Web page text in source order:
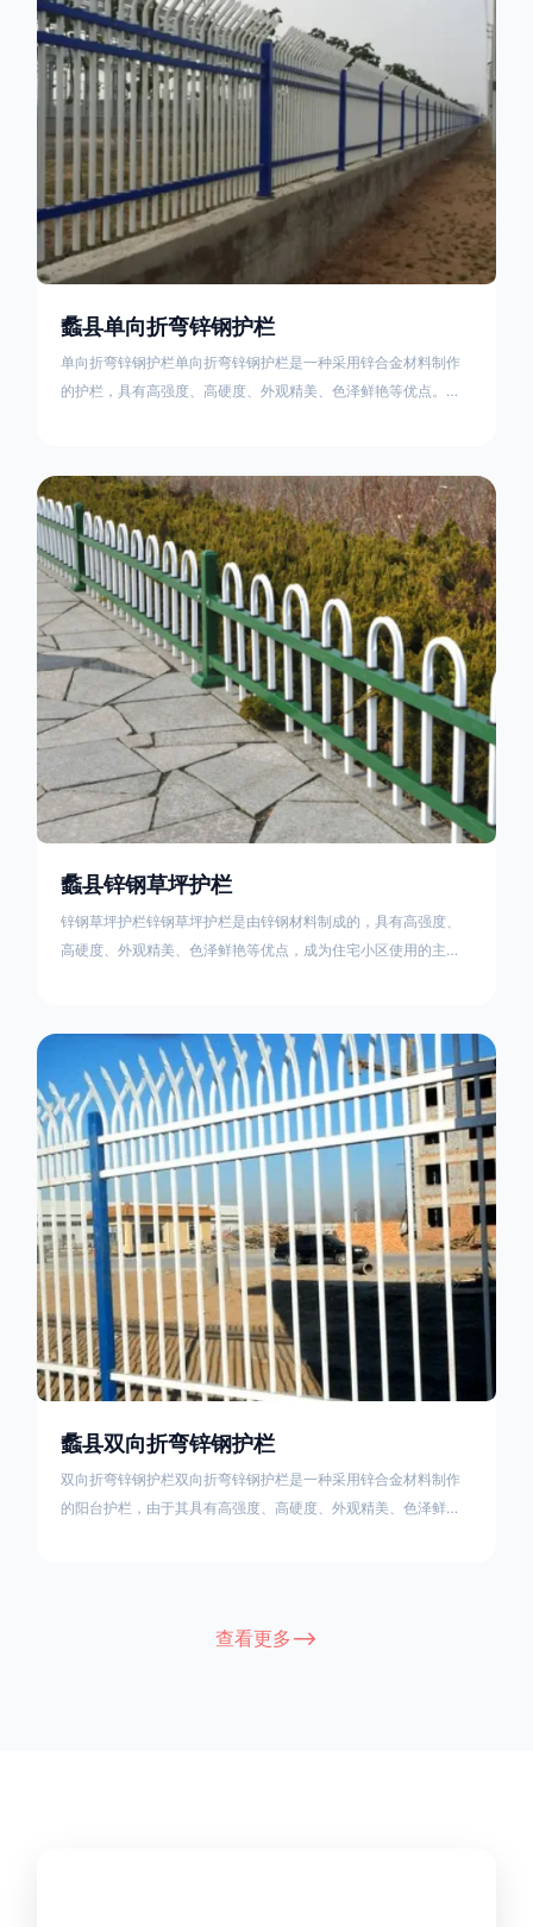
蠡县单向折弯锌钢护栏
单向折弯锌钢护栏单向折弯锌钢护栏是一种采用锌合金材料制作
的护栏，具有高强度、高硬度、外观精美、色泽鲜艳等优点。该
再加上防盗垫圈，这样能够避免护栏被人轻易拆卸；适合于大批
量生产，能够很好的与自然相融合。单向折弯锌钢护栏可以用于
住宅小区、工厂院校、道路交通等场所。该产品具有高强度、高
硬度、外观
蠡县锌钢草坪护栏
锌钢草坪护栏锌钢草坪护栏是由锌钢材料制成的，具有高强度、
高硬度、外观精美、色泽鲜艳等优点，成为住宅小区使用的主流
的使用方法主要是应用在人员行走的边界处，这就需要锌钢草坪
护栏产品的表面设计较为圆滑，减少人员不小心碰触锌钢草坪护
栏产品的伤害值。在安装前，土木建筑为砖砌或混凝土浇筑奠定
了的基础
蠡县双向折弯锌钢护栏
双向折弯锌钢护栏双向折弯锌钢护栏是一种采用锌合金材料制作
的阳台护栏，由于其具有高强度、高硬度、外观精美、色泽鲜艳
或者咨询厂家客服以获取更准确的信息。
查看更多-->